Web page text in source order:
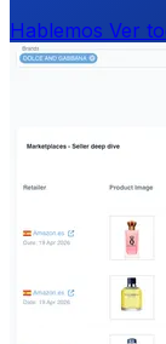
Hablemos Ver